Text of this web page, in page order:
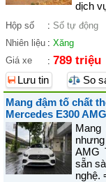
dịch
Hộp số : Số tự động
Nhiên liệu : Xăng
Giá xe
: 789 triệu
Lưu tin
So
Mang đậm tố chất
Mercedes E300 AMG
AMG
sẵn
nghệ.